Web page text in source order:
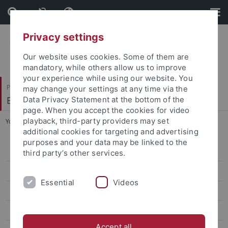
Skip
to
content
Skip
to
footer
Philosophische Fakultät
Ethnologie
You are here: Startseite ... Dr. Maximilian Priester-Lasch
Prof. Dr. Carola Lorea
Chantal Arold, M. A.
Privacy settings
Our website uses cookies. Some of them are
mandatory, while others allow us to improve
your experience while using our website. You
may change your settings at any time via the
Data Privacy Statement at the bottom of the
page. When you accept the cookies for video
playback, third-party providers may set
additional cookies for targeting and advertising
purposes and your data may be linked to the
third party’s other services.
Essential Videos